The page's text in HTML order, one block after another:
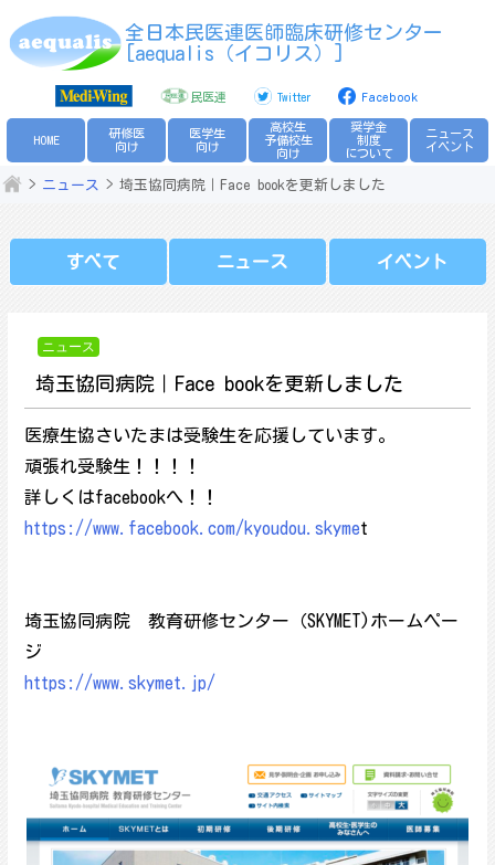
to
全日本民医連医師臨床研修センター
[aequalis（イコリス）]
民医連 Twitter Facebook
HOME
研修医
向け
医学生
向け
高校生
予備校生
向け
奨学金
制度
について
ニュース
イベント
ニュース 埼玉協同病院｜Face bookを更新しました
すべて ニュース イベント
ニュース
埼玉協同病院｜Face bookを更新しました
医療生協さいたまは受験生を応援しています。
頑張れ受験生！！！！
詳しくはfacebookへ！！
https://www.facebook.com/kyoudou.skymet
埼玉協同病院 教育研修センター（SKYMET)ホームペー
ジ
https://www.skymet.jp/